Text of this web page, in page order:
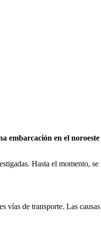
embarcación en el
Hasta el momento,
de transporte. Las